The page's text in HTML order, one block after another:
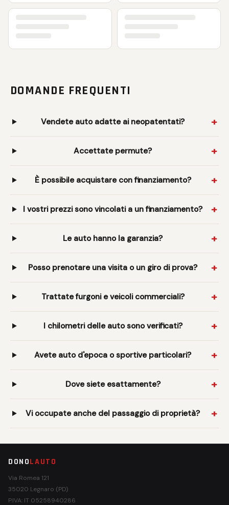
DOMANDE FREQUENTI
Vendete auto adatte ai neopatentati?
Accettate permute?
È possibile acquistare con finanziamento?
I vostri prezzi sono vincolati a un finanziamento?
Le auto hanno la garanzia?
Posso prenotare una visita o un giro di prova?
Trattate furgoni e veicoli commerciali?
I chilometri delle auto sono verificati?
Avete auto d'epoca o sportive particolari?
Dove siete esattamente?
Vi occupate anche del passaggio di proprietà?
DONOLAUTO
Via Romea 121
35020 Legnaro (PD)
P.IVA: IT 05258940286